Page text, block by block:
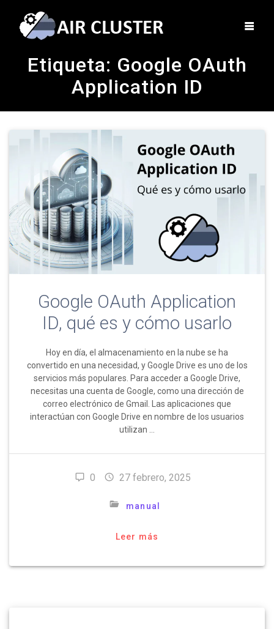
Etiqueta: Google OAuth
Application ID
Google OAuth Application
ID, qué es y cómo usarlo
Hoy en día, el almacenamiento en la nube se ha
convertido en una necesidad, y Google Drive es uno de los
servicios más populares. Para acceder a Google Drive,
necesitas una cuenta de Google, como una dirección de
correo electrónico de Gmail. Las aplicaciones que
interactúan con Google Drive en nombre de los usuarios
utilizan …
0 27 febrero, 2025
manual
Leer más